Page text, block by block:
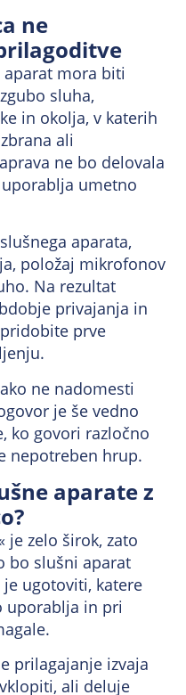
ne
mora biti
sluha,
in okolja, v katerih
ali
ne bo delovala
umetno
aparata,
položaj mikrofonov
Na rezultat
privajanja in
prve
ne nadomesti
je še vedno
ko govori razločno
nepotreben hrup.
aparate z
je zelo širok, zato
bo slušni aparat
ugotoviti, katere
uporablja in pri
prilagajanje izvaja
ali deluje